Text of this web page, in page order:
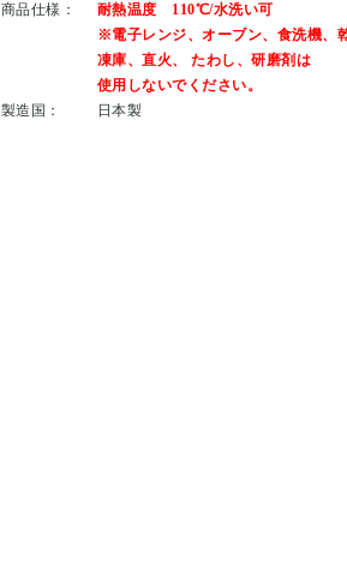
商品仕様：
耐熱温度 110℃/水洗い可
※電子レンジ、オーブン、食洗機、
凍庫、直火、 たわし、研磨剤は
使用しないでください。
製造国：
日本製